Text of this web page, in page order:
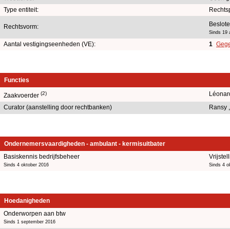
Type entiteit:
Rechtsvorm:
Sinds 19
Aantal vestigingseenheden (VE): 1
Functies
Zaakvoerder (2)
Curator (aanstelling door rechtbanken)
Ransy
Ondernemersvaardigheden - ambulant - kermisuitbater
Basiskennis bedrijfsbeheer
Sinds 4 oktober 2016 Sinds 4
Hoedanigheden
Onderworpen aan btw
Sinds 1 september 2016